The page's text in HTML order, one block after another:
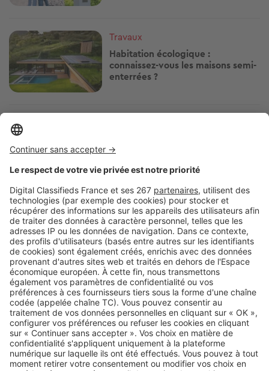
Image
Travaux
Habitation écologique :
connaissez-vous les maisons semi-
enterrées ?
Image
Comprendre le prix de
construction d'une maison
Image
Travaux
Tout ce que vous devez savoir
concernant la garantie biennale
Pagination
Page
courante
1 2